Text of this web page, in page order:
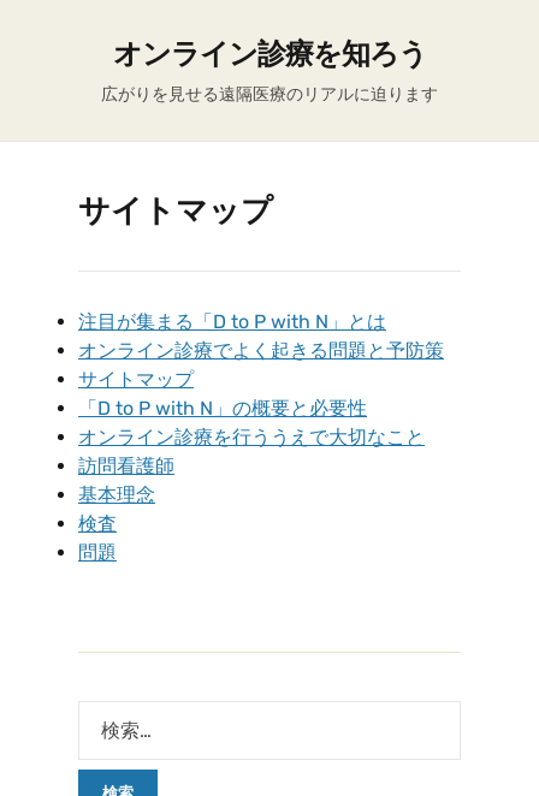
オンライン診療を知ろう
広がりを見せる遠隔医療のリアルに迫ります
サイトマップ
注目が集まる「D to P with N」とは
オンライン診療でよく起きる問題と予防策
サイトマップ
「D to P with N」の概要と必要性
オンライン診療を行ううえで大切なこと
訪問看護師
基本理念
検査
問題